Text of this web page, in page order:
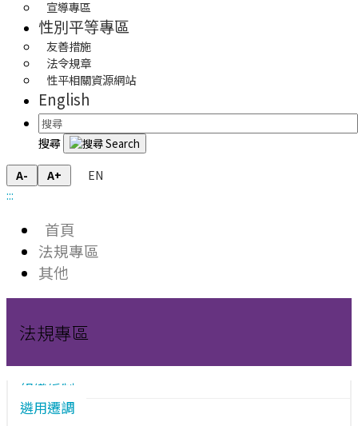
宣導專區
性別平等專區
友善措施
法令規章
性平相關資源網站
English
搜尋
A- A+
EN
:::
首頁
法規專區
其他
法規專區
組織編制
遴用遷調